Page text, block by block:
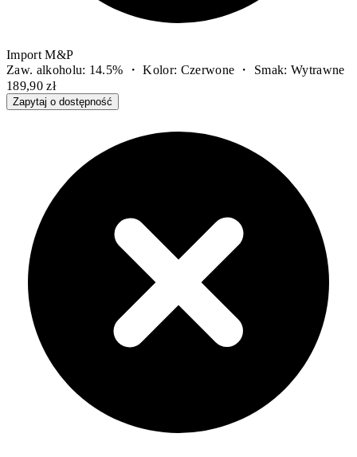
Import M&P
Zaw. alkoholu: 14.5% ・ Kolor: Czerwone ・ Smak: Wytrawne
189,90 zł
Zapytaj o dostępność